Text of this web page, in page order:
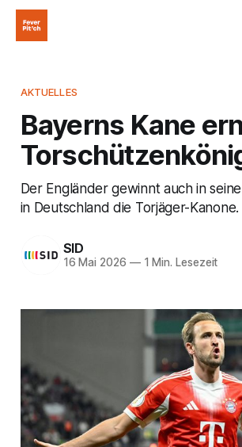
AKTUELLES
Bayerns Kane
Der Engländer gewinnt auch in
in Deutschland die Torjäger-Kanone.
SID
16 Mai 2026 —1 Min. Lesezeit